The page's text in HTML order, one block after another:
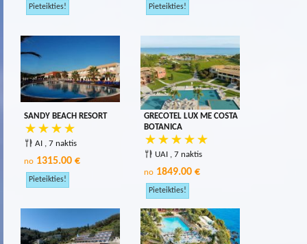
SANDY BEACH RESORT
AI , 7 naktis
no 1315.00 €
GRECOTEL LUX ME COSTA
BOTANICA
UAI , 7 naktis
no 1849.00 €